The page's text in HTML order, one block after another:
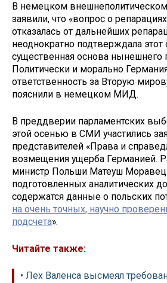
В немецком
заявили, что «вопрос о
отказалась от дальнейших
неоднократно подтверждала этот
существенная основа нынешнего
Политически и морально
ответственность за Вторую
пояснили в немецком МИД.
В преддверии парламентских
этой осенью в СМИ участились
представителей «Права и
возмещения ущерба Германией.
министр Польши Матеуш
подготовленных аналитических
содержатся данные о польских
на очень точных, научно
подсчета».
Читайте также:
• Лех Валенса высмеял